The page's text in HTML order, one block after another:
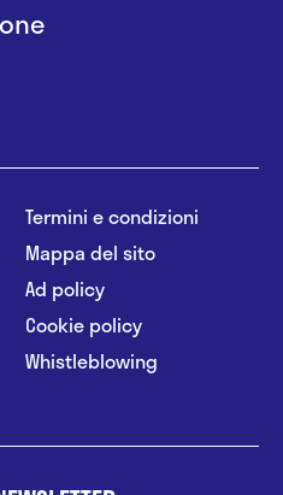
Termini e condizioni
Mappa del sito
Ad policy
Cookie policy
Whistleblowing